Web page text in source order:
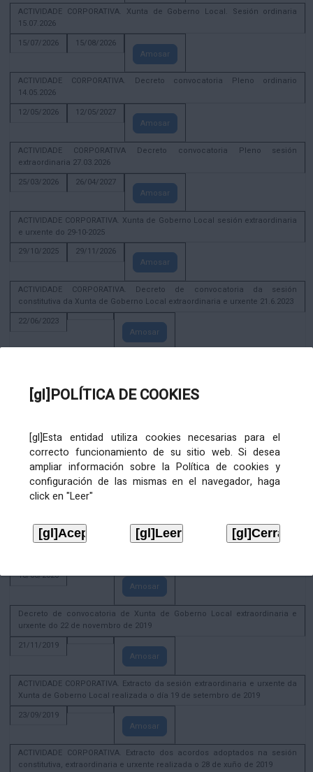
[gl]POLÍTICA DE COOKIES
[gl]Esta entidad utiliza cookies necesarias para el
correcto funcionamiento de su sitio web. Si desea
ampliar información sobre la Política de cookies y
configuración de las mismas en el navegador, haga
click en "Leer"
ACTIVIDADE CORPORATIVA. Xunta de Goberno Local. Sesión ordinaria
15.07.2026
15/07/2026
15/08/2026
Amosar
ACTIVIDADE CORPORATIVA. Decreto convocatoria Pleno ordinario
14.05.2026
12/05/2026
12/05/2027
Amosar
ACTIVIDADE CORPORATIVA Decreto convocatoria Pleno sesión
extraordinaria 27.03.2026
25/03/2026
26/04/2027
Amosar
ACTIVIDADE CORPORATIVA. Xunta de Goberno Local sesión extraordinaria
e urxente do 29-10-2025
29/10/2025
29/11/2026
Amosar
ACTIVIDADE CORPORATIVA. Decreto de convocatoria da sesión
constitutiva da Xunta de Goberno Local extraordinaria e urxente 21.6.2023
22/06/2023
Amosar
Amosar
28/12/2020
Amosar
ACTIVIDADE CORPORATIVA. Extracto do Pleno ordinario de data 2.7.2020
ACTIVIDADE CORPORATIVA. Extracto da Xunta de Goberno Local de 17 de
18/06/2020
Amosar
Decreto de convocatoria de Xunta de Goberno Local extraordinaria e
urxente do 22 de novembro de 2019
21/11/2019
Amosar
ACTIVIDADE CORPORATIVA. Extracto da sesión extraordinaria e urxente da
Xunta de Goberno Local realizada o día 19 de setembro de 2019
23/09/2019
Amosar
ACTIVIDADE CORPORATIVA. Extracto dos acordos adoptados na sesión
constitutiva, extraordinaria e urxente realizada o 28 de xuño de 2019